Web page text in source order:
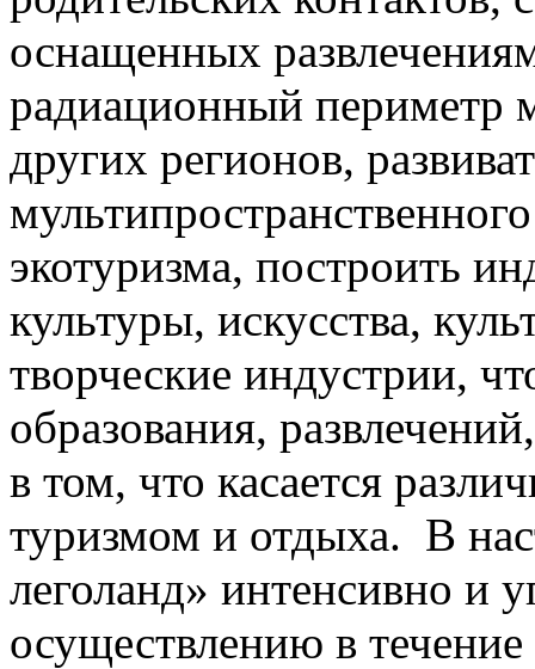
оснащенных
радиационный периметр
других регионов,
экотуризма, построить
культуры, искусства,
творческие индустрии,
образования,
в том, что касается
туризмом и отдыха. В
леголанд» интенсивно и
осуществлению в течение